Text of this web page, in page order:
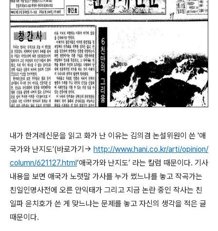
내가 한겨레신문을 읽고 화가 난 이유는 김의겸 논설위원이 쓴 '애
국가와 난지도'(바로가기→ http://www.hani.co.kr/arti/opinion/
column/621127.html ‘애국가와 난지도’ 라는 칼럼 때문이다. 기사
내용을 보면 애국가 노랫말 가사를 누가 썼느냐를 놓고 작곡가는
친일인명사전에 오른 안익태가 그리고 지금 논란 중인 작사는 친
일파 윤치호가 쓴 게 맞느냐는 문제를 놓고 자신의 생각을 적은 글
때문이다.